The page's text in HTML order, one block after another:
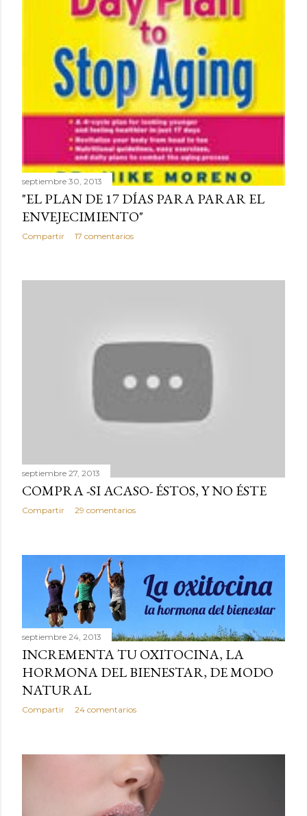
septiembre 30, 2013
"EL PLAN DE 17 DÍAS PARA PARAR EL
ENVEJECIMIENTO"
Compartir 17 comentarios
septiembre 27, 2013
COMPRA -SI ACASO- ÉSTOS, Y NO ÉSTE
Compartir 29 comentarios
septiembre 24, 2013
INCREMENTA TU OXITOCINA, LA
HORMONA DEL BIENESTAR, DE MODO
NATURAL
Compartir 24 comentarios